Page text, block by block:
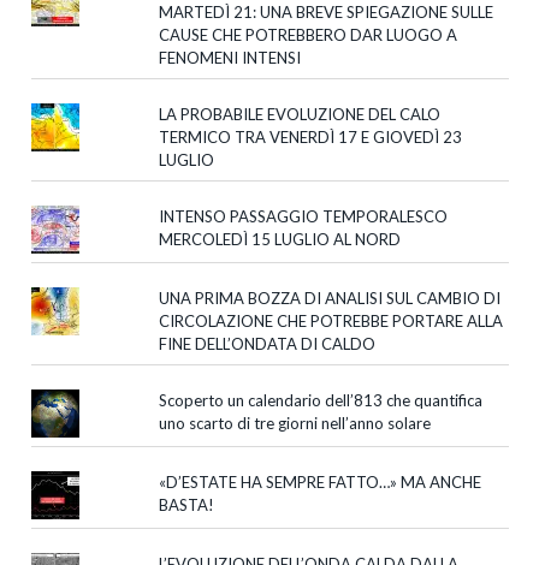
MARTEDÌ 21: UNA BREVE SPIEGAZIONE SULLE
CAUSE CHE POTREBBERO DAR LUOGO A
FENOMENI INTENSI
LA PROBABILE EVOLUZIONE DEL CALO
TERMICO TRA VENERDÌ 17 E GIOVEDÌ 23
LUGLIO
INTENSO PASSAGGIO TEMPORALESCO
MERCOLEDÌ 15 LUGLIO AL NORD
UNA PRIMA BOZZA DI ANALISI SUL CAMBIO DI
CIRCOLAZIONE CHE POTREBBE PORTARE ALLA
FINE DELL’ONDATA DI CALDO
Scoperto un calendario dell’813 che quantifica
uno scarto di tre giorni nell’anno solare
«D’ESTATE HA SEMPRE FATTO…» MA ANCHE
BASTA!